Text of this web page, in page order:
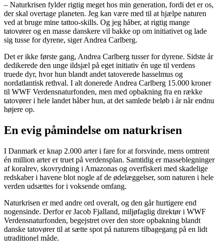
– Naturkrisen fylder rigtig meget hos min generation, fordi det er os,
der skal overtage planeten. Jeg kan være med til at hjælpe naturen
ved at bruge mine tattoo-skills. Og jeg håber, at rigtig mange
tatovører og en masse danskere vil bakke op om initiativet og lade
sig tusse for dyrene, siger Andrea Carlberg.
Det er ikke første gang, Andrea Carlberg tusser for dyrene. Sidste år
dedikerede den unge ildsjæl på eget initiativ én uge til verdens
truede dyr, hvor hun blandt andet tatoverede hasselmus og
nordatlantisk rethval. I alt donerede Andrea Carlberg 15.000 kroner
til WWF Verdensnaturfonden, men med opbakning fra en række
tatovører i hele landet håber hun, at det samlede beløb i år når endnu
højere op.
En evig påmindelse om naturkrisen
I Danmark er knap 2.000 arter i fare for at forsvinde, mens omtrent
én million arter er truet på verdensplan. Samtidig er masseblegninger
af koralrev, skovrydning i Amazonas og overfiskeri med skadelige
redskaber i havene blot nogle af de ødelæggelser, som naturen i hele
verden udsættes for i voksende omfang.
Naturkrisen er med andre ord overalt, og den går hurtigere end
nogensinde. Derfor er Jacob Fjalland, miljøfaglig direktør i WWF
Verdensnaturfonden, begejstret over den store opbakning blandt
danske tatovører til at sætte spot på naturens tilbagegang på en lidt
utraditionel måde.